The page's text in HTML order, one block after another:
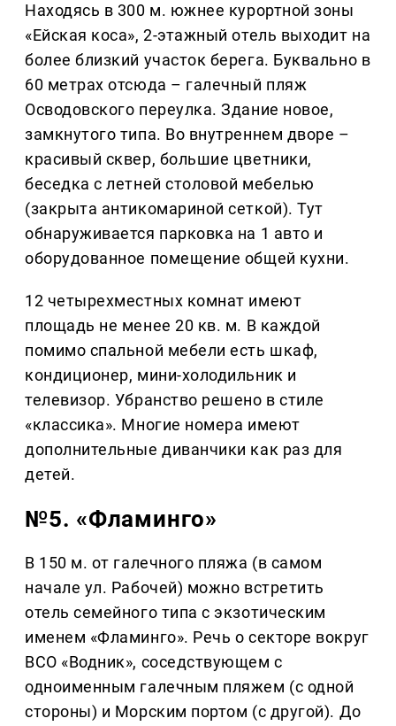
Находясь в 300 м. южнее курортной зоны
«Ейская коса», 2-этажный отель выходит на
более близкий участок берега. Буквально в
60 метрах отсюда – галечный пляж
Осводовского переулка. Здание новое,
замкнутого типа. Во внутреннем дворе –
красивый сквер, большие цветники,
беседка с летней столовой мебелью
(закрыта антикомариной сеткой). Тут
обнаруживается парковка на 1 авто и
оборудованное помещение общей кухни.
12 четырехместных комнат имеют
площадь не менее 20 кв. м. В каждой
помимо спальной мебели есть шкаф,
кондиционер, мини-холодильник и
телевизор. Убранство решено в стиле
«классика». Многие номера имеют
дополнительные диванчики как раз для
детей.
№5. «Фламинго»
В 150 м. от галечного пляжа (в самом
начале ул. Рабочей) можно встретить
отель семейного типа с экзотическим
именем «Фламинго». Речь о секторе вокруг
ВСО «Водник», соседствующем с
одноименным галечным пляжем (с одной
стороны) и Морским портом (с другой). До